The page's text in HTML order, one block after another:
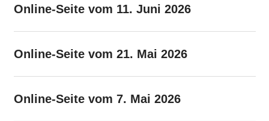
Online-Seite vom 11. Juni 2026
Online-Seite vom 21. Mai 2026
Online-Seite vom 7. Mai 2026